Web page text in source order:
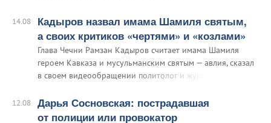
отмечалось на федеральном уровне как день
освобождения Руси от монголо-татарского ига.
14.08
Кадыров назвал имама Шамиля святым,
а своих критиков «чертями» и «козлами»
Глава Чечни Рамзан Кадыров считает имама Шамиля
героем Кавказа и мусульманским святым — авлия, сказал
в своем видеообращении политолог и журналист Руслан
вернулся из Чечни, где общался с главой Чечни по этим
вопросам.
12.08
Дарья Сосновская: пострадавшая
от полиции или провокатор